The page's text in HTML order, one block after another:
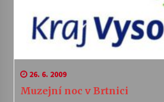
26. 6. 2009
Muzejní noc v Brtnici